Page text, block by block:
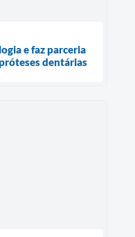
e faz parceria
dentárias